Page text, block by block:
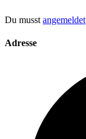
Du musst angemeldet
Adresse